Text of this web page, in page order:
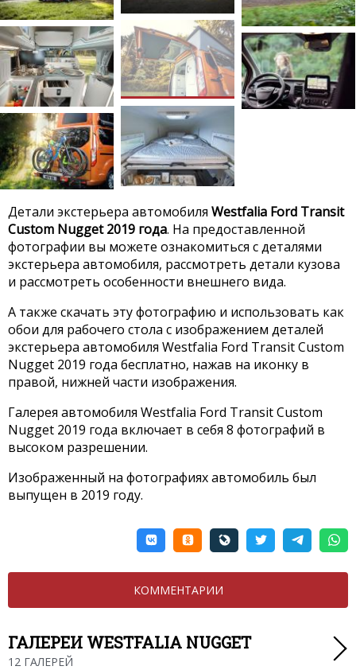
Детали экстерьера автомобиля Westfalia Ford Transit
Custom Nugget 2019 года. На предоставленной
фотографии вы можете ознакомиться с деталями
экстерьера автомобиля, рассмотреть детали кузова
и рассмотреть особенности внешнего вида.
А также скачать эту фотографию и использовать как
обои для рабочего стола с изображением деталей
экстерьера автомобиля Westfalia Ford Transit Custom
Nugget 2019 года бесплатно, нажав на иконку в
правой, нижней части изображения.
Галерея автомобиля Westfalia Ford Transit Custom
Nugget 2019 года включает в себя 8 фотографий в
высоком разрешении.
Изображенный на фотографиях автомобиль был
выпущен в 2019 году.
КОММЕНТАРИИ
ГАЛЕРЕИ WESTFALIA NUGGET
12 ГАЛЕРЕЙ